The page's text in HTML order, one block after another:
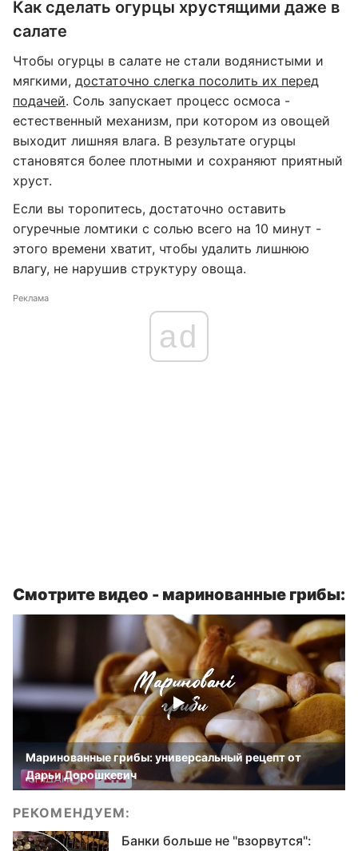
Как сделать огурцы хрустящими даже в
салате
Чтобы огурцы в салате не стали водянистыми и
мягкими, достаточно слегка посолить их перед
подачей. Соль запускает процесс осмоса -
естественный механизм, при котором из овощей
выходит лишняя влага. В результате огурцы
становятся более плотными и сохраняют приятный
хруст.
Если вы торопитесь, достаточно оставить
огуречные ломтики с солью всего на 10 минут -
этого времени хватит, чтобы удалить лишнюю
влагу, не нарушив структуру овоща.
Реклама
ad
Смотрите видео - маринованные грибы:
Маринованные грибы: универсальный рецепт от
Дарьи Дорошкевич
РЕКОМЕНДУЕМ:
Банки больше не "взорвутся":